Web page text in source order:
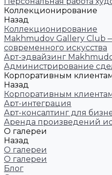
Коллекционирование
Назад
Коллекционирование
Makhmudov Gallery Club
современного искусства
Арт-эдвайзинг
Администрирование
Корпоративным
Назад
Корпоративным
Арт-интеграция
Арт-консалтинг для
Аренда произведений
О галереи
Назад
О галереи
О галереи
Блог